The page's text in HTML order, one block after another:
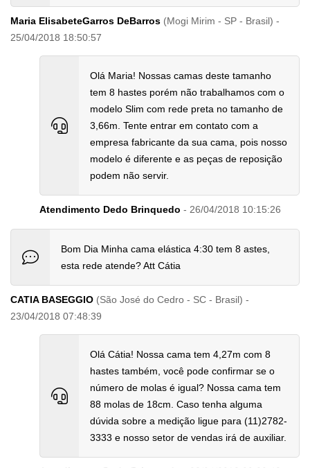
Maria ElisabeteGarros DeBarros (Mogi Mirim - SP - Brasil) -
25/04/2018 18:50:57
Olá Maria! Nossas camas deste tamanho
tem 8 hastes porém não trabalhamos com o
modelo Slim com rede preta no tamanho de
3,66m. Tente entrar em contato com a
empresa fabricante da sua cama, pois nosso
modelo é diferente e as peças de reposição
podem não servir.
Atendimento Dedo Brinquedo - 26/04/2018 10:15:26
Bom Dia Minha cama elástica 4:30 tem 8 astes,
esta rede atende? Att Cátia
CATIA BASEGGIO (São José do Cedro - SC - Brasil) -
23/04/2018 07:48:39
Olá Cátia! Nossa cama tem 4,27m com 8
hastes também, você pode confirmar se o
número de molas é igual? Nossa cama tem
88 molas de 18cm. Caso tenha alguma
dúvida sobre a medição ligue para (11)2782-
3333 e nosso setor de vendas irá de auxiliar.